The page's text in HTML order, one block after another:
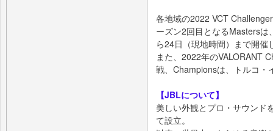
各地域の2022 VCT
ーズン2回目となるMasters
ら24日（現地時間）まで開催
また、2022年のVALORANT
戦、Championsは、トルコ・
【JBLについて】
美しい外観とプロ・サウンド
て設立。